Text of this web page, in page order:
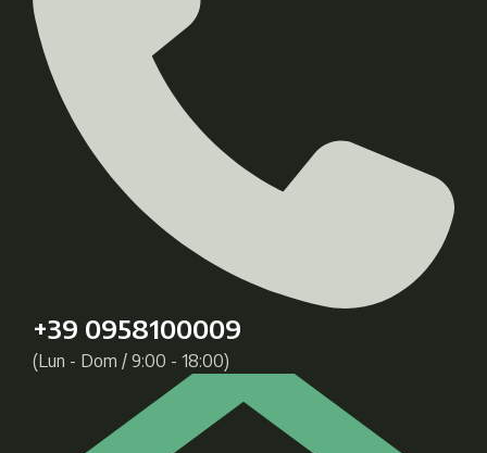
+39 0958100009
(Lun - Dom / 9:00 - 18:00)